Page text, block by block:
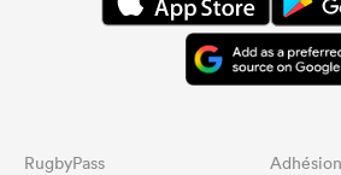
RugbyPass Adhésion